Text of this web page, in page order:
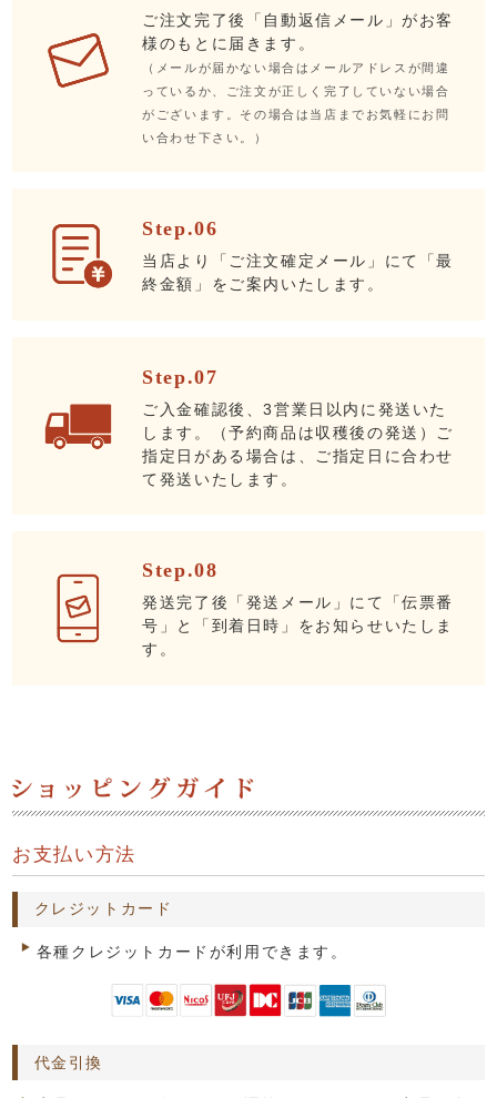
ご注文完了後「自動返信メール」がお客
様のもとに届きます。
（メールが届かない場合はメールアドレスが間違
っているか、ご注文が正しく完了していない場合
がございます。その場合は当店までお気軽にお問
い合わせ下さい。）
Step.06
当店より「ご注文確定メール」にて「最
終金額」をご案内いたします。
Step.07
ご入金確認後、3営業日以内に発送いた
します。（予約商品は収穫後の発送）ご
指定日がある場合は、ご指定日に合わせ
て発送いたします。
Step.08
発送完了後「発送メール」にて「伝票番
号」と「到着日時」をお知らせいたしま
す。
お支払い方法
クレジットカード
各種クレジットカードが利用できます。
代金引換